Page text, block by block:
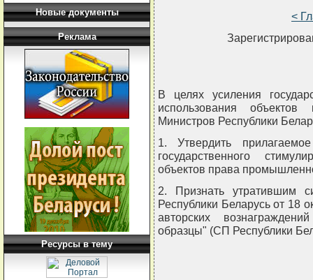
Новые документы
Реклама
Ресурсы в тему
<
В целях усиления
использования
Министров Республики
1. Утвердить
государственного
объектов права
2. Признать утратившим
Республики Беларусь от 18
авторских
образцы" (СП Республики